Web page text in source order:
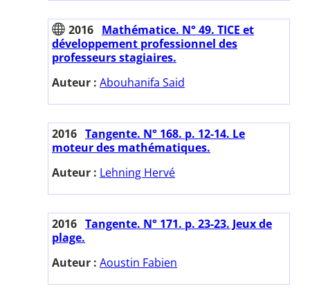
2016 Mathématice. N° 49. TICE et
développement professionnel des
professeurs stagiaires.
Auteur : Abouhanifa Said
2016 Tangente. N° 168. p. 12-14. Le
moteur des mathématiques.
Auteur : Lehning Hervé
2016 Tangente. N° 171. p. 23-23. Jeux de
plage.
Auteur : Aoustin Fabien